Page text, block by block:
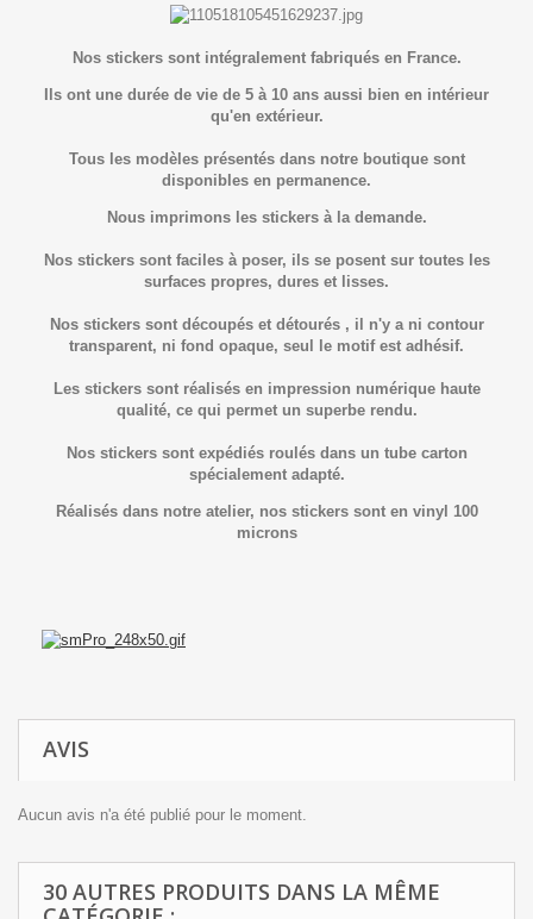
Nos stickers sont intégralement fabriqués en France.
Ils ont une durée de vie de 5 à 10 ans aussi bien en intérieur
qu'en extérieur.
Tous les modèles présentés dans notre boutique sont
disponibles en permanence.
Nous imprimons les stickers à la demande.
Nos stickers sont faciles à poser, ils se posent sur toutes les
surfaces propres, dures et lisses.
Nos stickers sont découpés et détourés , il n'y a ni contour
transparent, ni fond opaque, seul le motif est adhésif.
Les stickers sont réalisés en impression numérique haute
qualité, ce qui permet un superbe rendu.
Nos stickers sont expédiés roulés dans un tube carton
spécialement adapté.
Réalisés dans notre atelier, nos stickers sont en vinyl 100
microns
AVIS
Aucun avis n'a été publié pour le moment.
30 AUTRES PRODUITS DANS LA MÊME